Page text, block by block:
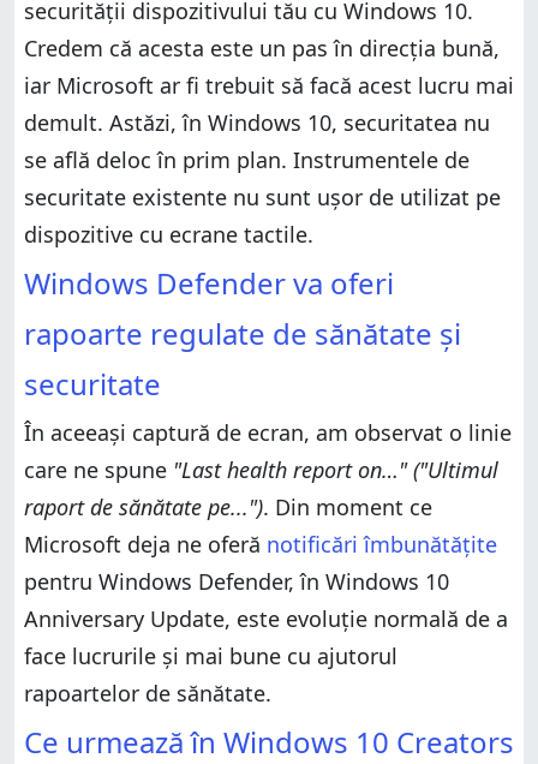
securității dispozitivului tău cu Windows 10.
Credem că acesta este un pas în direcția bună,
iar Microsoft ar fi trebuit să facă acest lucru mai
demult. Astăzi, în Windows 10, securitatea nu
se află deloc în prim plan. Instrumentele de
securitate existente nu sunt ușor de utilizat pe
dispozitive cu ecrane tactile.
Windows Defender va oferi
rapoarte regulate de sănătate și
securitate
În aceeași captură de ecran, am observat o linie
care ne spune "Last health report on…" ("Ultimul
raport de sănătate pe..."). Din moment ce
Microsoft deja ne oferă notificări îmbunătățite
pentru Windows Defender, în Windows 10
Anniversary Update, este evoluție normală de a
face lucrurile și mai bune cu ajutorul
rapoartelor de sănătate.
Ce urmează în Windows 10 Creators